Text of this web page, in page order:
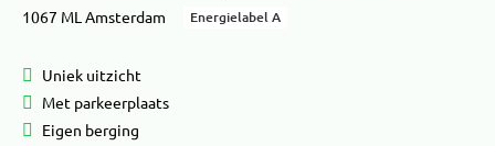
1067 ML Amsterdam Energielabel A
Uniek uitzicht
Met parkeerplaats
Eigen berging